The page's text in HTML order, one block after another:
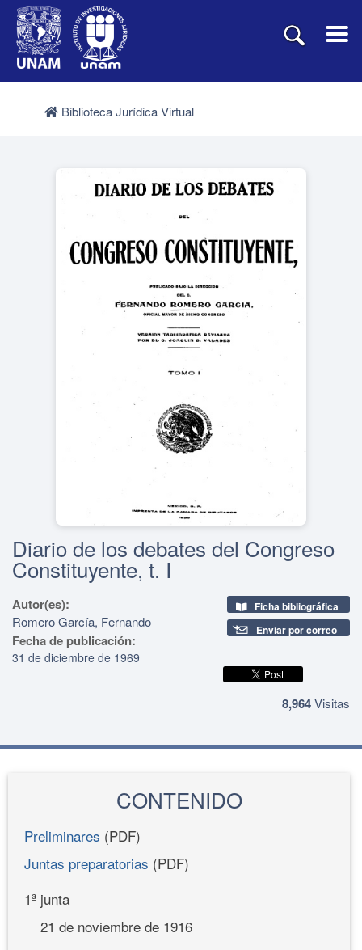
Biblioteca Jurídica Virtual
Diario de los debates del Congreso
Constituyente, t. I
Autor(es):
Romero García, Fernando
Fecha de publicación:
31 de diciembre de 1969
Ficha bibliográfica
Enviar por correo
8,964Visitas
CONTENIDO
Preliminares (PDF)
Juntas preparatorias (PDF)
1ª junta
21 de noviembre de 1916